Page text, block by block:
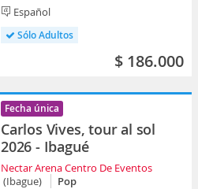
Español
Sólo Adultos
$ 186.000
Fecha única
Carlos Vives, tour al sol
2026 - Ibagué
Nectar Arena Centro De Eventos
(Ibague)
Pop